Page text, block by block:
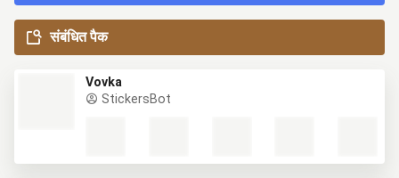
संबंधित पैक
Vovka
StickersBot